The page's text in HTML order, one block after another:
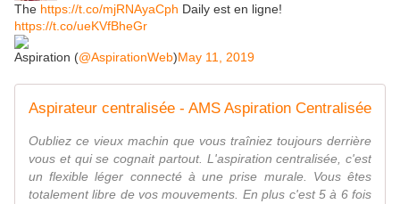
The https://t.co/mjRNAyaCph Daily est en ligne!
https://t.co/ueKVfBheGr
Aspiration (@AspirationWeb)May 11, 2019
Aspirateur centralisée - AMS Aspiration Centralisée
Oubliez ce vieux machin que vous traîniez toujours derrière
vous et qui se cognait partout. L'aspiration centralisée, c'est
un flexible léger connecté à une prise murale. Vous êtes
totalement libre de vos mouvements. En plus c'est 5 à 6 fois